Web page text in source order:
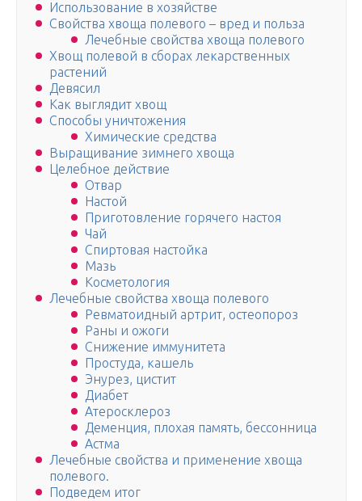
Использование в хозяйстве
Свойства хвоща полевого – вред и польза
Лечебные свойства хвоща полевого
Хвощ полевой в сборах лекарственных
растений
Девясил
Как выглядит хвощ
Способы уничтожения
Химические средства
Выращивание зимнего хвоща
Целебное действие
Отвар
Настой
Приготовление горячего настоя
Чай
Спиртовая настойка
Мазь
Косметология
Лечебные свойства хвоща полевого
Ревматоидный артрит, остеопороз
Раны и ожоги
Снижение иммунитета
Простуда, кашель
Энурез, цистит
Диабет
Атеросклероз
Деменция, плохая память, бессонница
Астма
Лечебные свойства и применение хвоща
полевого.
Подведем итог